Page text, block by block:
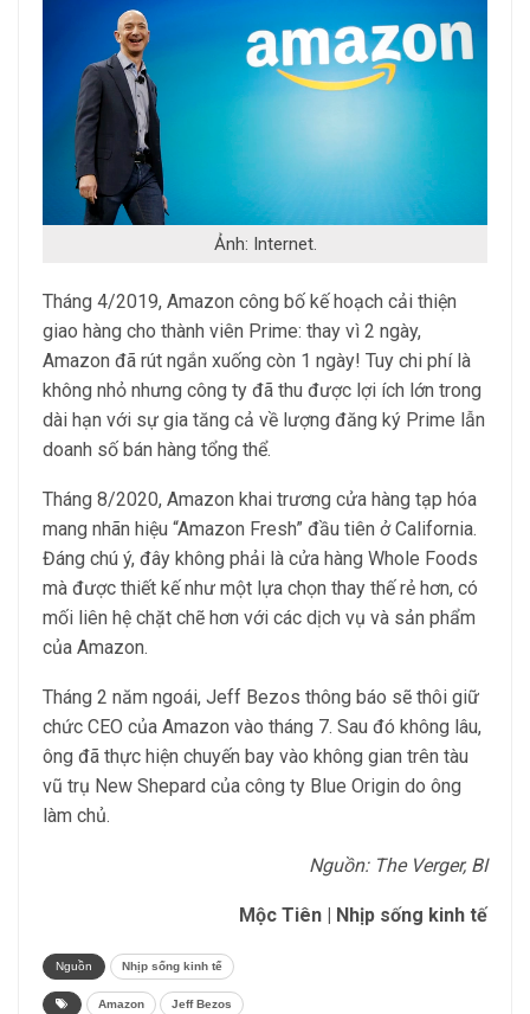
Ảnh: Internet.
Tháng 4/2019, Amazon công bố kế hoạch cải thiện
giao hàng cho thành viên Prime: thay vì 2 ngày,
Amazon đã rút ngắn xuống còn 1 ngày! Tuy chi phí là
không nhỏ nhưng công ty đã thu được lợi ích lớn trong
dài hạn với sự gia tăng cả về lượng đăng ký Prime lẫn
doanh số bán hàng tổng thể.
Tháng 8/2020, Amazon khai trương cửa hàng tạp hóa
mang nhãn hiệu “Amazon Fresh” đầu tiên ở California.
Đáng chú ý, đây không phải là cửa hàng Whole Foods
mà được thiết kế như một lựa chọn thay thế rẻ hơn, có
mối liên hệ chặt chẽ hơn với các dịch vụ và sản phẩm
của Amazon.
Tháng 2 năm ngoái, Jeff Bezos thông báo sẽ thôi giữ
chức CEO của Amazon vào tháng 7. Sau đó không lâu,
ông đã thực hiện chuyến bay vào không gian trên tàu
vũ trụ New Shepard của công ty Blue Origin do ông
làm chủ.
Nguồn: The Verger, BI
Mộc Tiên | Nhịp sống kinh tế
Nguồn Nhịp sống kinh tế
Amazon Jeff Bezos